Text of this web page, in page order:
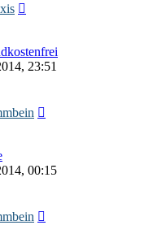
23:51
00:15